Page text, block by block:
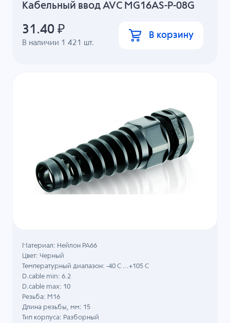
Кабельный ввод AVC MG16AS-P-08G
В наличии 1 421 шт.
31.40 ₽ В корзину
Материал: Нейлон PA66
Цвет: Черный
Температурный диапазон: -40 C ...+105 C
D.cable min: 6.2
D.cable max: 10
Резьба: M16
Длина резьбы, мм: 15
Тип корпуса: Разборный